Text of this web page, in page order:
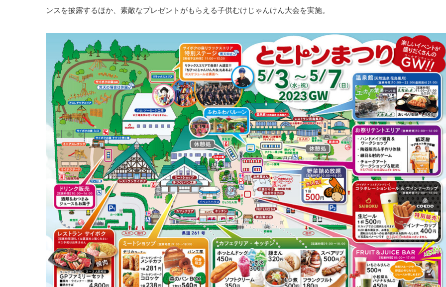
ンスを披露するほか、素敵なプレゼントがもらえる子供むけじゃんけん大会を実施。